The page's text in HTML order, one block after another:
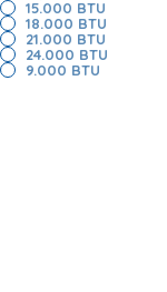
15.000 BTU
18.000 BTU
21.000 BTU
24.000 BTU
9.000 BTU